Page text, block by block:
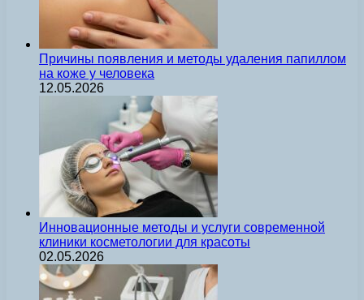
Причины появления и методы удаления папиллом
на коже у человека
12.05.2026
Инновационные методы и услуги современной
клиники косметологии для красоты
02.05.2026